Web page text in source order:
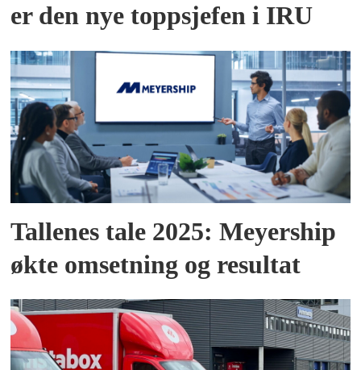
er den nye toppsjefen i IRU
Tallenes tale 2025: Meyership
økte omsetning og resultat